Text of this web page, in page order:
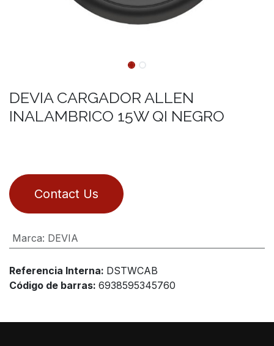
DEVIA CARGADOR ALLEN
INALAMBRICO 15W QI NEGRO
Contact Us
Marca: DEVIA
Referencia Interna: DSTWCAB
Código de barras: 6938595345760